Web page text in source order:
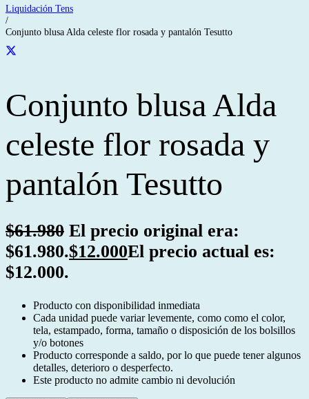
Liquidación Tens
/
Conjunto blusa Alda celeste flor rosada y pantalón Tesutto
Conjunto blusa Alda
celeste flor rosada y
pantalón Tesutto
$61.980 El precio original era:
$61.980.$12.000El precio actual es:
$12.000.
Producto con disponibilidad inmediata
Cada unidad puede variar levemente, como como el color,
tela, estampado, forma, tamaño o disposición de los bolsillos
y/o botones
Producto corresponde a saldo, por lo que puede tener algunos
detalles, deterioro o desperfecto.
Este producto no admite cambio ni devolución